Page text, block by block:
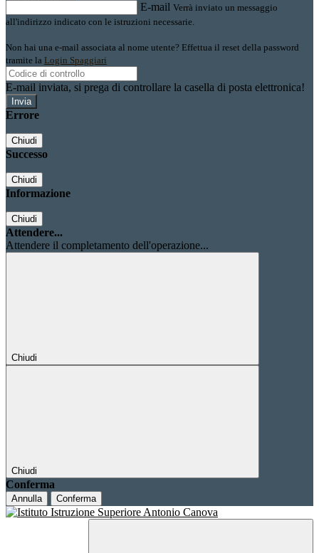
E-mail Verrà inviato un messaggio
all'indirizzo indicato con le istruzioni necessarie.
Non hai una e-mail associata al nome utente? Effettua il reset della password
tramite la Login Spaggiari
E-mail inviata, si prega di controllare la casella di posta elettronica!
Errore
Chiudi
Successo
Chiudi
Informazione
Chiudi
Attendere...
Attendere il completamento dell'operazione...
Chiudi
Chiudi
Conferma
Annulla Conferma